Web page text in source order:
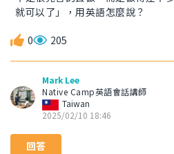
就可以了」，用英語怎麼說？
0 205
Mark Lee
Native Camp英語會話講師
Taiwan
2025/02/10 18:46
回答